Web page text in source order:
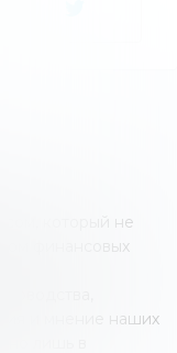
который не
финансовых
и мнение наших
лишь в